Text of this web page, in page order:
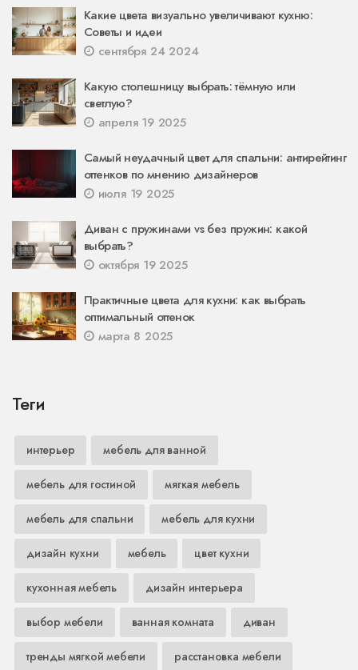
Какие цвета визуально увеличивают кухню:
Советы и идеи
сентября 24 2024
Какую столешницу выбрать: тёмную или
светлую?
апреля 19 2025
Самый неудачный цвет для спальни: антирейтинг
оттенков по мнению дизайнеров
июля 19 2025
Диван с пружинами vs без пружин: какой
выбрать?
октября 19 2025
Практичные цвета для кухни: как выбрать
оптимальный оттенок
марта 8 2025
Теги
интерьер мебель для ванной
мебель для гостиной мягкая мебель
мебель для спальни мебель для кухни
дизайн кухни мебель цвет кухни
кухонная мебель дизайн интерьера
выбор мебели ванная комната диван
тренды мягкой мебели расстановка мебели